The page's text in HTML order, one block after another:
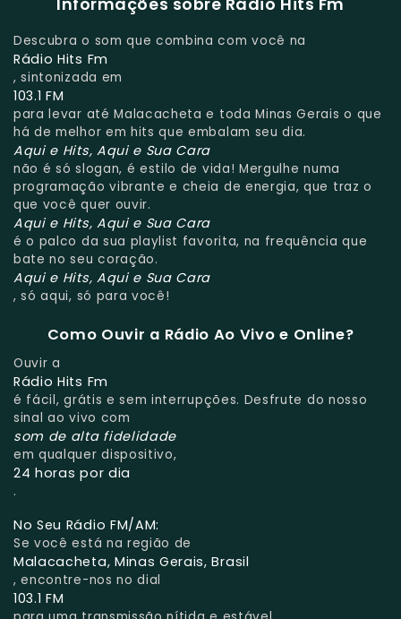
Descubra o som que combina com você na
Rádio Hits Fm
, sintonizada em
103.1 FM
para levar até Malacacheta e toda Minas Gerais o que
há de melhor em hits que embalam seu dia.
Aqui e Hits, Aqui e Sua Cara
não é só slogan, é estilo de vida! Mergulhe numa
programação vibrante e cheia de energia, que traz o
que você quer ouvir.
Aqui e Hits, Aqui e Sua Cara
é o palco da sua playlist favorita, na frequência que
bate no seu coração.
Aqui e Hits, Aqui e Sua Cara
, só aqui, só para você!
Como Ouvir a Rádio Ao Vivo e Online?
Ouvir a
Rádio Hits Fm
é fácil, grátis e sem interrupções. Desfrute do nosso
sinal ao vivo com
som de alta fidelidade
em qualquer dispositivo,
24 horas por dia
.
No Seu Rádio FM/AM:
Se você está na região de
Malacacheta, Minas Gerais, Brasil
, encontre-nos no dial
103.1 FM